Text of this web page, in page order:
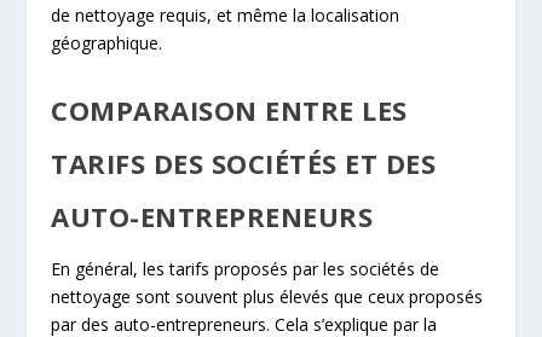
de nettoyage requis, et même la localisation
géographique.
COMPARAISON ENTRE LES
TARIFS DES SOCIÉTÉS ET DES
AUTO-ENTREPRENEURS
En général, les tarifs proposés par les sociétés de
nettoyage sont souvent plus élevés que ceux proposés
par des auto-entrepreneurs. Cela s’explique par la